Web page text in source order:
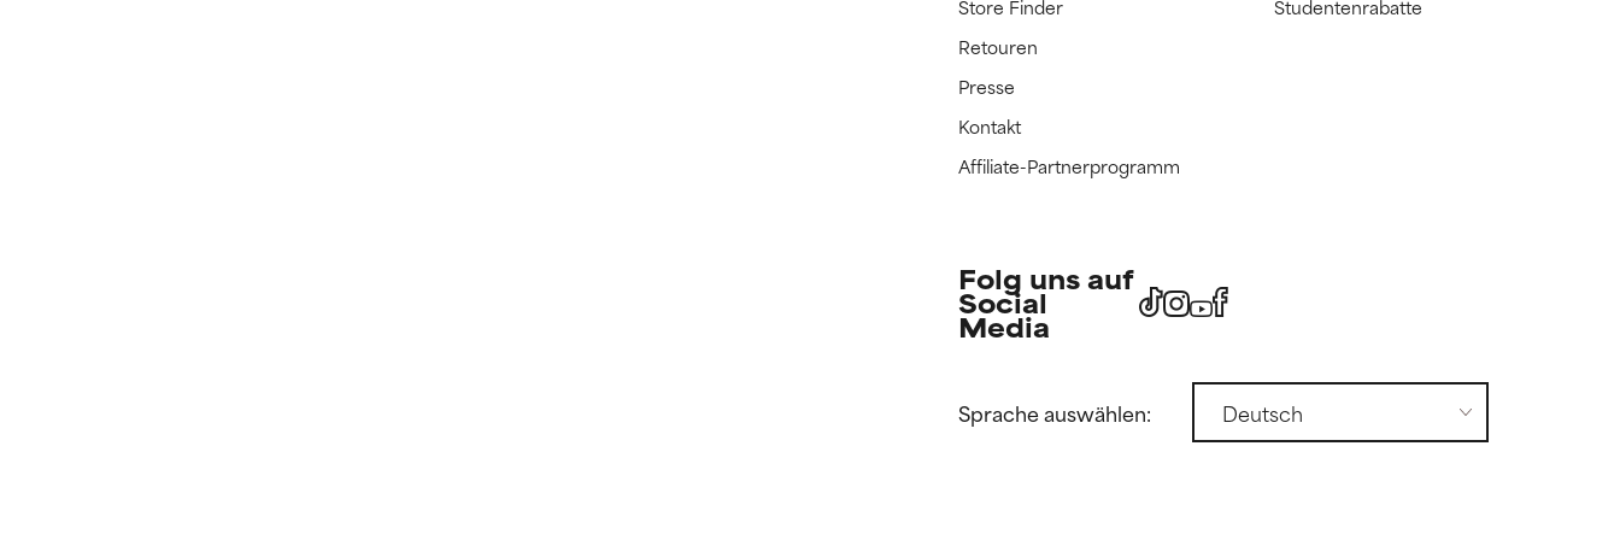
Store Finder
Retouren
Presse
Kontakt
Affiliate-Partnerprogramm
Studentenrabatte
Folg uns auf
Social
Media
Sprache auswählen: